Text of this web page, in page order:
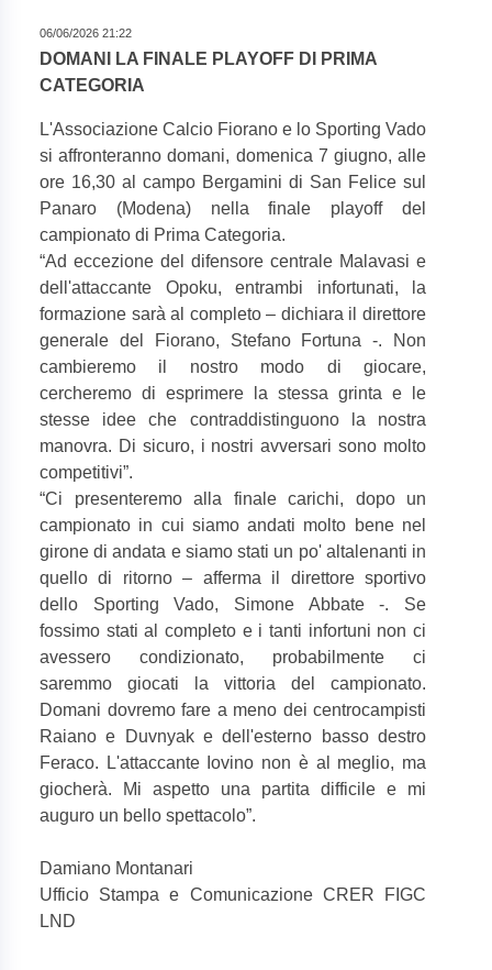
06/06/2026 21:22
DOMANI LA FINALE PLAYOFF DI PRIMA
CATEGORIA
L'Associazione Calcio Fiorano e lo Sporting Vado
si affronteranno domani, domenica 7 giugno, alle
ore 16,30 al campo Bergamini di San Felice sul
Panaro (Modena) nella finale playoff del
campionato di Prima Categoria.
“Ad eccezione del difensore centrale Malavasi e
dell'attaccante Opoku, entrambi infortunati, la
formazione sarà al completo – dichiara il direttore
generale del Fiorano, Stefano Fortuna -. Non
cambieremo il nostro modo di giocare,
cercheremo di esprimere la stessa grinta e le
stesse idee che contraddistinguono la nostra
manovra. Di sicuro, i nostri avversari sono molto
competitivi”.
“Ci presenteremo alla finale carichi, dopo un
campionato in cui siamo andati molto bene nel
girone di andata e siamo stati un po' altalenanti in
quello di ritorno – afferma il direttore sportivo
dello Sporting Vado, Simone Abbate -. Se
fossimo stati al completo e i tanti infortuni non ci
avessero condizionato, probabilmente ci
saremmo giocati la vittoria del campionato.
Domani dovremo fare a meno dei centrocampisti
Raiano e Duvnyak e dell'esterno basso destro
Feraco. L'attaccante Iovino non è al meglio, ma
giocherà. Mi aspetto una partita difficile e mi
auguro un bello spettacolo”.
Damiano Montanari
Ufficio Stampa e Comunicazione CRER FIGC
LND